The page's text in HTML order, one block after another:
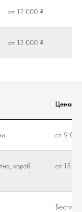
от 12 000 ₽
от 12 000 ₽
Цена
от 9
короб
от 15